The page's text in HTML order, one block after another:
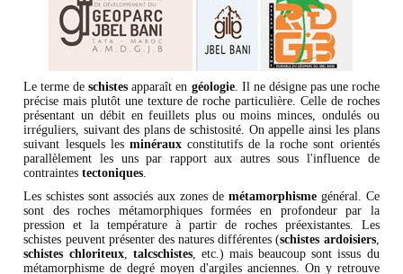
Le terme deschistes apparaît en géologie. Il ne désigne pas une roche
précise mais plutôt une texture de roche particulière. Celle de roches
présentant un débit en feuillets plus ou moins minces, ondulés ou
irréguliers, suivant des plans de schistosité. On appelle ainsi les plans
suivant lesquels les minérauxconstitutifs de la roche sont orientés
parallèlement les uns par rapport aux autres sous l'influence de
contraintestectoniques.
Les schistes sont associés aux zones de métamorphismegénéral. Ce
sont des roches métamorphiques formées en profondeur par la
pression et la température à partir de roches préexistantes. Les
schistes peuvent présenter des natures différentes (schistes ardoisiers,
schistes chloriteux, talcschistes, etc.) mais beaucoup sont issus du
métamorphisme de degré moyen d'argiles anciennes. On y retrouve